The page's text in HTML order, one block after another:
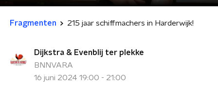
Fragmenten 215 jaar schiffmachers in Harderwijk!
Dijkstra & Evenblij ter plekke
BNNVARA
16 juni 2024 19:00 - 21:00